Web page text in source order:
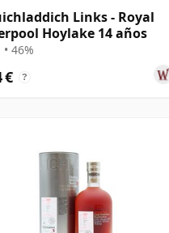
Links - Royal
Hoylake 14 años
46%
€ ?